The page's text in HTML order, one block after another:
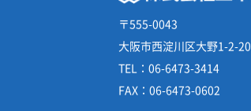
〒555-0043
大阪市西淀川区大野1-2-20
TEL： 06-6473-3414
FAX： 06-6473-0602